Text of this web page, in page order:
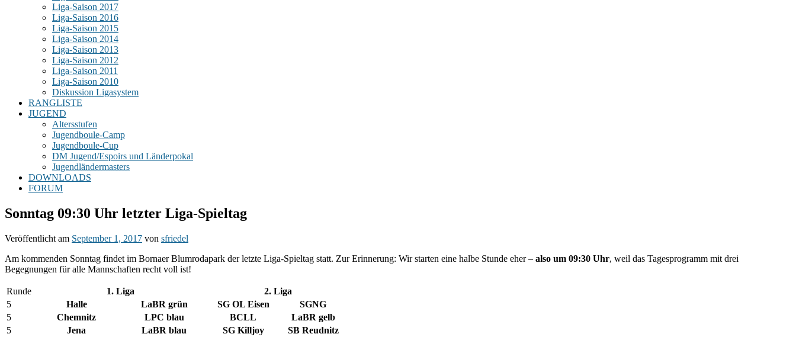
Liga-Saison 2017
Liga-Saison 2016
Liga-Saison 2015
Liga-Saison 2014
Liga-Saison 2013
Liga-Saison 2012
Liga-Saison 2011
Liga-Saison 2010
Diskussion Ligasystem
RANGLISTE
JUGEND
Altersstufen
Jugendboule-Camp
Jugendboule-Cup
DM Jugend/Espoirs und Länderpokal
Jugendländermasters
DOWNLOADS
FORUM
Sonntag 09:30 Uhr letzter Liga-Spieltag
Veröffentlicht am September 1, 2017 von sfriedel
Am kommenden Sonntag findet im Bornaer Blumrodapark der letzte Liga-Spieltag statt. Zur Erinnerung: Wir starten eine halbe Stunde eher – also um 09:30 Uhr, weil das Tagesprogramm mit drei
Begegnungen für alle Mannschaften recht voll ist!
Runde 1. Liga
2. Liga
5
Halle LaBR grün SG OL Eisen
SGNG
5
Chemnitz LPC blau BCLL
LaBR gelb
5
Jena LaBR blau SG Killjoy
SB Reudnitz